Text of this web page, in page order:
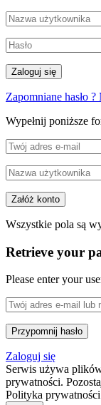
Zapomniane hasło
Wypełnij poniższe
Wszystkie pola są
Retrieve your
Please enter your
Zaloguj się
Serwis używa
prywatności.
Polityka prywatności